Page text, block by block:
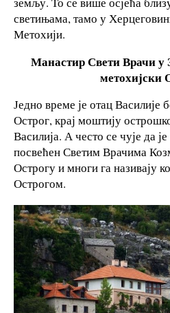
светињама, тамо у
Метохији.
Манастир Свети Врачи у
метохијски
Једно време је отац Василије
Острог, крај моштију
Василија. А често се чује да
посвећен Светим Врачима
Острогу и многи га називају
Острогом.